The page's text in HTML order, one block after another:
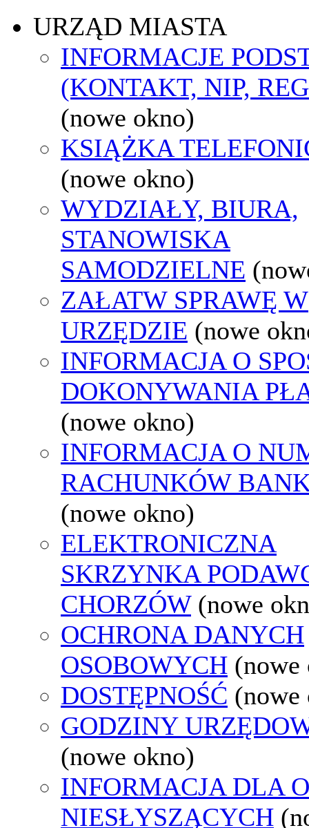
URZĄD MIASTA
INFORMACJE
(KONTAKT, NIP,
(nowe okno)
KSIĄŻKA
(nowe okno)
WYDZIAŁY, BIURA,
STANOWISKA
SAMODZIELNE
ZAŁATW SPRAWĘ W
URZĘDZIE (nowe
INFORMACJA O
DOKONYWANIA
(nowe okno)
INFORMACJA O
RACHUNKÓW
(nowe okno)
ELEKTRONICZNA
SKRZYNKA
CHORZÓW (nowe
OCHRONA DANYCH
OSOBOWYCH (nowe
DOSTĘPNOŚĆ (nowe
GODZINY
(nowe okno)
INFORMACJA DLA
NIESŁYSZĄCYCH